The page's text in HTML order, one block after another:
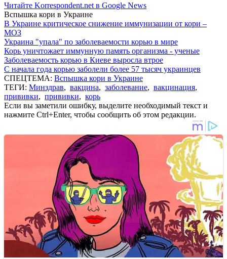
Читайте Korrespondent.net в Google News
Вспышка кори в Украине
В Украине критическое снижение иммунизации от кори –
МОЗ
Украина "упала" по заболеваемости корью в мире
Корь уничтожает иммунную память организма - ученые
Заболеваемость корью в Киеве выросла втрое
С начала года корью заболели более 57 тысяч украинцев
СПЕЦТЕМА: Вспышка кори в Украине
ТЕГИ: Минздрав, вакцина, заболевание, вакцинация,
прививки, прививки, корь
Если вы заметили ошибку, выделите необходимый текст и
нажмите Ctrl+Enter, чтобы сообщить об этом редакции.